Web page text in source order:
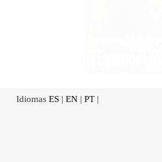
Idiomas ES | EN | PT |